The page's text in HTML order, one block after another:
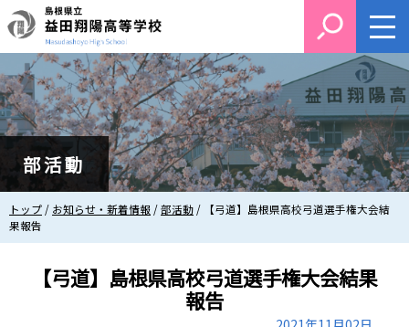
このページの本文へ
部活動
現
在
の
トップ / お知らせ・新着情報 /部活動 / 【弓道】島根県高校弓道選手権大会結
果報告
【弓道】島根県高校弓道選手権大会結果
報告